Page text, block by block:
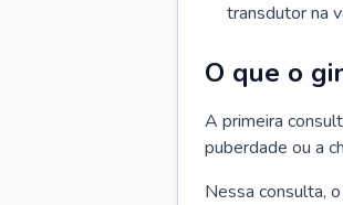
transdutor na
O que o
A primeira
puberdade ou a
Nessa consulta,